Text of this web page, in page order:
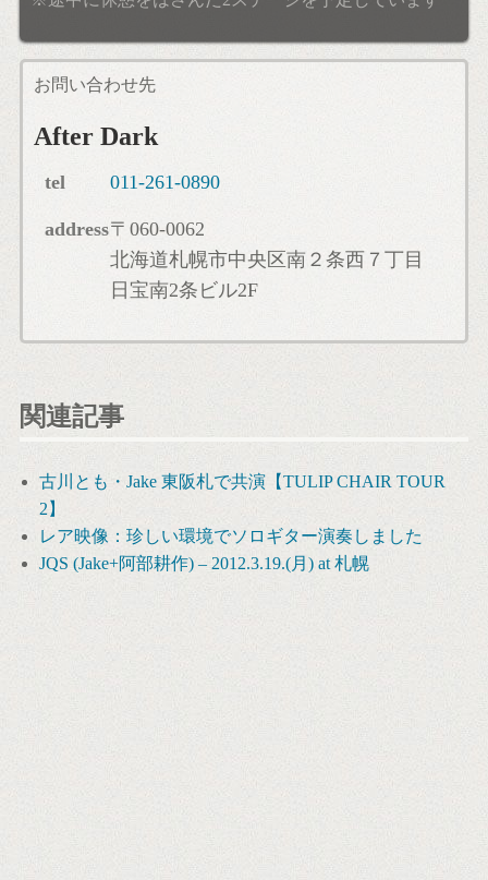
お問い合わせ先
After Dark
tel 011-261-0890
address〒060-0062
北海道札幌市中央区南２条西７丁目
日宝南2条ビル2F
関連記事
古川とも・Jake 東阪札で共演【TULIP CHAIR TOUR
2】
レア映像：珍しい環境でソロギター演奏しました
JQS (Jake+阿部耕作) – 2012.3.19.(月) at 札幌